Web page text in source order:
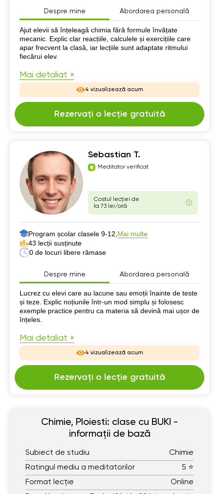
Despre mine Abordarea personală
Despre mine
Ajut elevii să înțeleagă chimia fără formule învățate
mecanic. Explic clar reacțiile, calculele și exercițiile care
apar frecvent la clasă, iar lecțiile sunt adaptate ritmului
fiecărui elev.
Mai detaliat »
4 vizualizează acum
Rezervați o lecție gratuită
Sebastian T.
Meditator verificat
Costul lecției de
la 73 lei/oră
Program școlar clasele 9-12, Mai multe
43 lecții susținute
0 de locuri libere rămase
Despre mine Abordarea personală
Despre mine
Lucrez cu elevi care au lacune sau emoții înainte de teste
și teze. Explic noțiunile într-un mod simplu și folosesc
exemple practice pentru ca materia să devină mai ușor de
înțeles.
Mai detaliat »
4 vizualizează acum
Rezervați o lecție gratuită
Chimie, Ploiesti: clase cu BUKI -
informații de bază
Subiect de studiu
Chimie
Ratingul mediu a meditatorilor
5 ⭐
Format lecție
Online